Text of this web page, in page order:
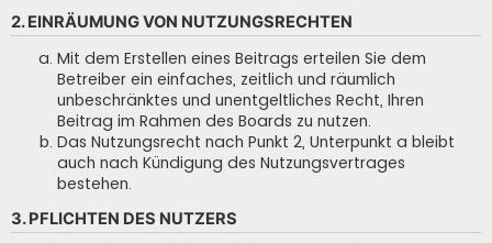
2. EINRÄUMUNG VON NUTZUNGSRECHTEN
Mit dem Erstellen eines Beitrags erteilen Sie dem
Betreiber ein einfaches, zeitlich und räumlich
unbeschränktes und unentgeltliches Recht, Ihren
Beitrag im Rahmen des Boards zu nutzen.
Das Nutzungsrecht nach Punkt 2, Unterpunkt a bleibt
auch nach Kündigung des Nutzungsvertrages
bestehen.
3. PFLICHTEN DES NUTZERS